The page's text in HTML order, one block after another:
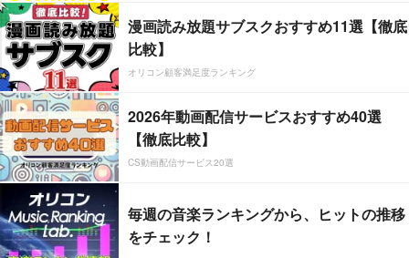
漫画読み放題サブスクおすすめ11選【徹底
比較】
オリコン顧客満足度ランキング
2026年動画配信サービスおすすめ40選
【徹底比較】
CS動画配信サービス20選
毎週の音楽ランキングから、ヒットの推移
をチェック！